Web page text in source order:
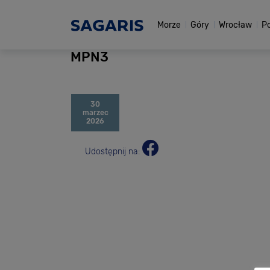
Morze Góry Wrocław
MPN3
30
marzec
2026
Udostępnij na: